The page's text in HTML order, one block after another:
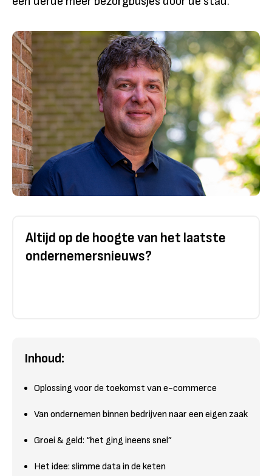
Altijd op de hoogte van het laatste
ondernemersnieuws?
Inhoud:
Oplossing voor de toekomst van e-commerce
Van ondernemen binnen bedrijven naar een eigen zaak
Groei & geld: “het ging ineens snel”
Het idee: slimme data in de keten